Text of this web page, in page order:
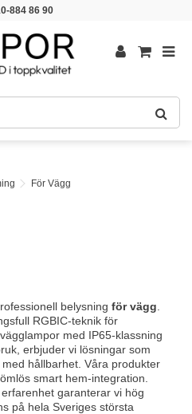
884 86 90
För Vägg
belysning för vägg
RGBIC-teknik för
med IP65-klassning
erbjuder vi lösningar som
hållbarhet. Våra produkter
smart hem-integration.
garanterar vi hög
på hela Sveriges största